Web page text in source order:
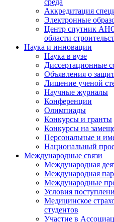
Аккредитация
Электронные
Центр спутник
области
Наука и инновации
Наука в вузе
Диссертационные
Объявления о
Лишение ученой
Научные журналы
Конференции
Олимпиады
Конкурсы и гранты
Конкурсы на
Персональные и
Национальный
Международные связи
Международная
Международная
Международные
Условия
Медицинское
студентов
Участие в